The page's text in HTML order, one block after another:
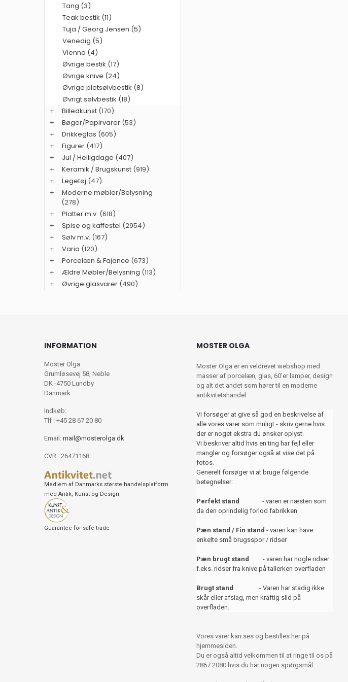
Tang (3)
Teak bestik (11)
Tuja / Georg Jensen (5)
Venedig (5)
Vienna (4)
Øvrige bestik (17)
Øvrige knive (24)
Øvrige pletsølvbestik (8)
Øvrigt sølvbestik (18)
+
Billedkunst (170)
+
Bøger/Papirvarer (53)
+
Drikkeglas (605)
+
Figurer (417)
+
Jul / Helligdage (407)
+
Keramik / Brugskunst (919)
+
Legetøj (47)
+
Moderne møbler/Belysning
(278)
+
Platter m.v. (618)
+
Spise og kaffestel (2954)
+
Sølv m.v. (167)
+
Varia (120)
+
Porcelæn & Fajance (673)
+
Ældre Møbler/Belysning (113)
+
Øvrige glasvarer (490)
INFORMATION
Moster Olga
Grumløsevej 58, Neble
DK -4750 Lundby
Danmark
Indkøb:
Tlf : +45 28 67 20 80
Email: mail@mosterolga.dk
CVR : 26471168
Medlem af Danmarks største handelsplatform
med Antik, Kunst og Design
Guarantee for safe trade
MOSTER OLGA
Moster Olga er en veldrevet webshop med
masser af porcelæn, glas, 60’er lamper, design
og alt det andet som hører til en moderne
antikvitetshandel.
Vi forsøger at give så god en beskrivelse af
alle vores varer som muligt - skriv gerne hvis
der er noget ekstra du ønsker oplyst.
Vi beskriver altid hvis en ting har fejl eller
mangler og forsøger også at vise det på
fotos.
Generelt forsøger vi at bruge følgende
betegnelser:
Perfekt stand
- varen er næsten som
da den oprindelig forlod fabrikken
Pæn stand / Fin stand - varen kan have
enkelte små brugsspor / ridser
Pæn brugt stand
- varen har nogle ridser
f.eks. ridser fra knive på tallerken overfladen
Brugt stand
- Varen har stadig ikke
skår eller afslag, men kraftig slid på
overfladen.
Vores varer kan ses og bestilles her på
hjemmesiden.
Du er også altid velkommen til at ringe til os på
2867 2080 hvis du har nogen spørgsmål.